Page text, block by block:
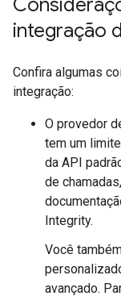
integração
Confira algumas
integração:
O provedor
tem um
da API
de
Integrity.
Você
avançado.